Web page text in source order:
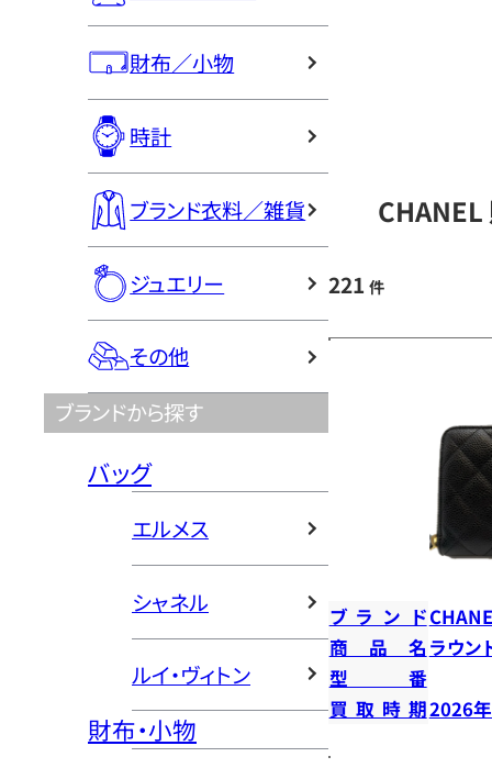
財布／小物
時計
ブランド衣料／雑貨
ジュエリー
その他
ブランドから探す
バッグ
エルメス
シャネル
ルイ・ヴィトン
財布・小物
CHANEL
221 件
ブランド
商品名 ラウン
型番
買取時期2026